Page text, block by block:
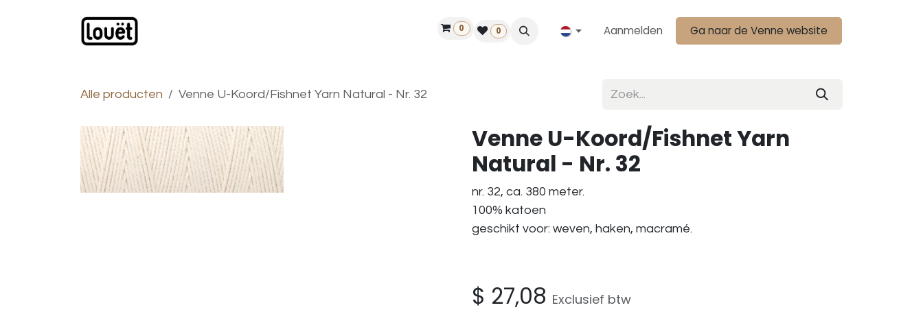
Vind een dealer
0 0 Aanmelden Ga naar de Venne website
Alle producten Venne U-Koord/Fishnet Yarn Natural - Nr. 32
Venne U-Koord/Fishnet Yarn
Natural - Nr. 32
nr. 32, ca. 380 meter.
100% katoen
geschikt voor: weven, haken, macramé.
$ 27,08 Exclusief btw